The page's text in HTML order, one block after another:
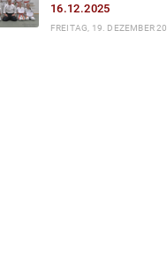
16.12.2025
FREITAG, 19. DEZEMBER